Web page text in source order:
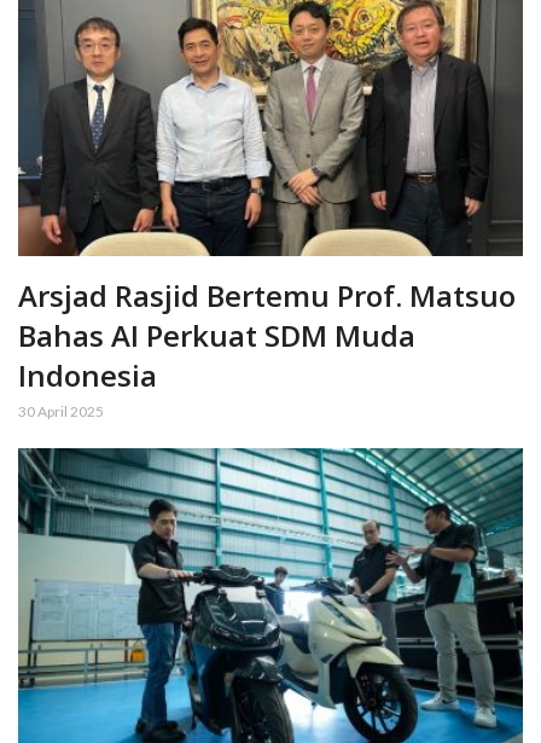
Arsjad Rasjid Bertemu Prof. Matsuo
Bahas AI Perkuat SDM Muda
Indonesia
30 April 2025